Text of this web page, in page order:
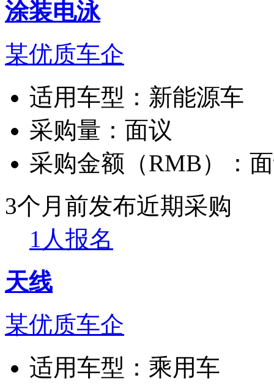
涂装电泳
某优质车企
适用车型： 新能源车
采购量： 面议
采购金额（RMB）：
3个月前发布近期采购
1人报名
天线
某优质车企
适用车型： 乘用车